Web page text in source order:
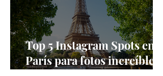
Top 5 Instagram Spots en
París para fotos increíbles y